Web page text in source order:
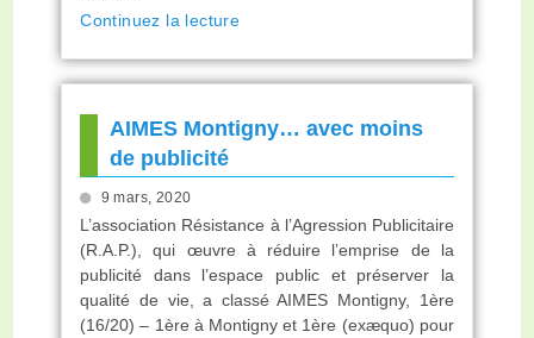
Continuez la lecture
AIMES Montigny… avec moins
de publicité
9 mars, 2020
L’association Résistance à l’Agression Publicitaire
(R.A.P.), qui œuvre à réduire l’emprise de la
publicité dans l’espace public et préserver la
qualité de vie, a classé AIMES Montigny, 1ère
(16/20) – 1ère à Montigny et 1ère (exæquo) pour